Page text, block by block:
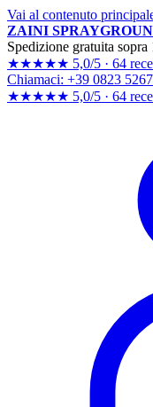
Vai al contenuto
ZAINI
Spedizione gratuita sopra
★★★★★ 5,0/5 · 64
Chiamaci: +39 0823
★★★★★ 5,0/5 · 64